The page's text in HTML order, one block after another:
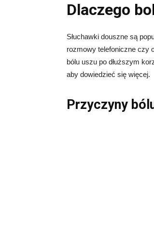
Dlaczego
Słuchawki douszne są
rozmowy telefoniczne czy
bólu uszu po dłuższym
aby dowiedzieć się więcej.
Przyczyny